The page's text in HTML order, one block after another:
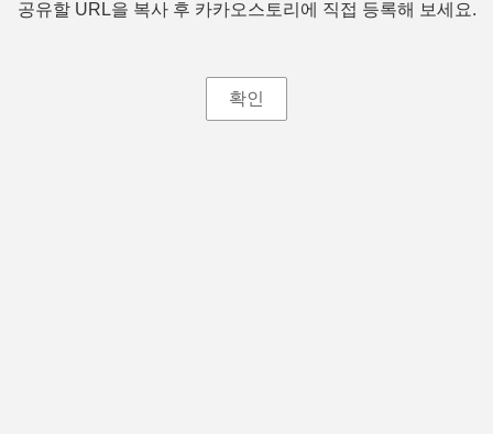
공유할 URL을 복사 후 카카오스토리에 직접 등록해 보세요.
확인